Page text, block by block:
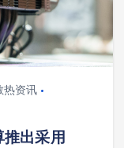
热资讯
出采用